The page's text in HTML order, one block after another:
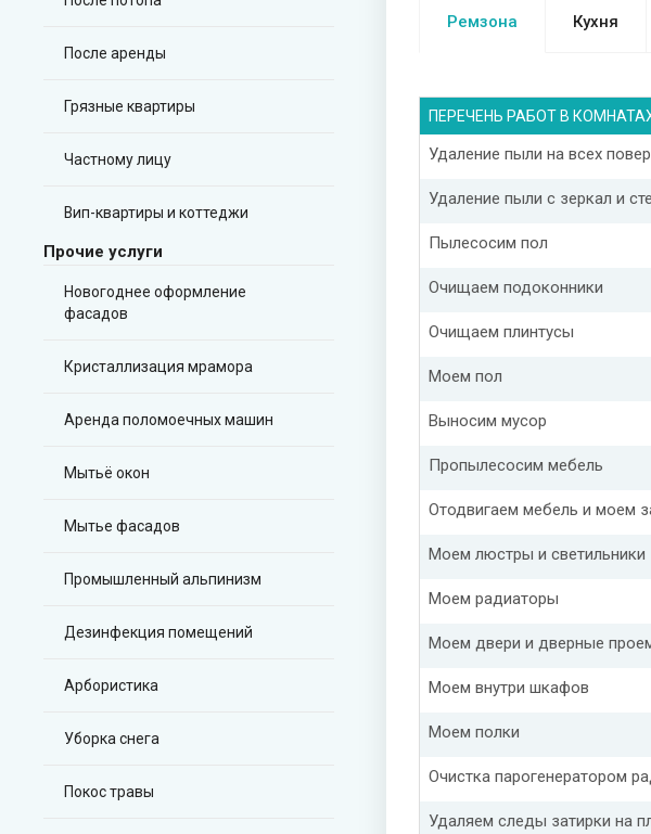
Ремзона Кухня
ПЕРЕЧЕНЬ РАБОТ В
Удаление пыли на всех
Удаление пыли с зеркал и
Пылесосим пол
Очищаем подоконники
Очищаем плинтусы
Моем пол
Выносим мусор
Пропылесосим мебель
Отодвигаем мебель и моем
Моем люстры и светильники
Моем радиаторы
Моем двери и дверные
Моем внутри шкафов
Моем полки
Очистка парогенератором
Удаляем следы затирки на
После аренды
Грязные квартиры
Частному лицу
Вип-квартиры и коттеджи
Прочие услуги
Новогоднее оформление
фасадов
Кристаллизация мрамора
Аренда поломоечных машин
Мытьё окон
Мытье фасадов
Промышленный альпинизм
Дезинфекция помещений
Арбористика
Уборка снега
Покос травы